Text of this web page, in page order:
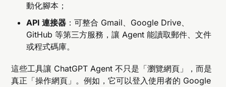
動化腳本；
API 連接器 ：可整合 Gmail、Google Drive、
GitHub 等第三方服務，讓 Agent 能讀取郵件、文件
或程式碼庫。
這些工具讓 ChatGPT Agent 不只是「瀏覽網頁」，而是
真正「操作網頁」。例如，它可以登入使用者的 Google